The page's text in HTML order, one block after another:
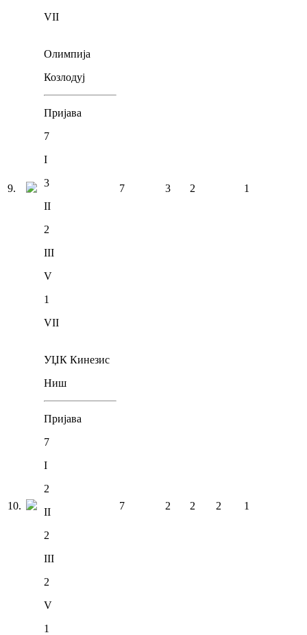
VII
9.
Олимпија
Козлодуј
Пријава
7
I
3
II
2
III
V
1
VII
7 3 2 1
10.
УЏК Кинезис
Ниш
Пријава
7
I
2
II
2
III
2
V
1
7 2 2 2 1